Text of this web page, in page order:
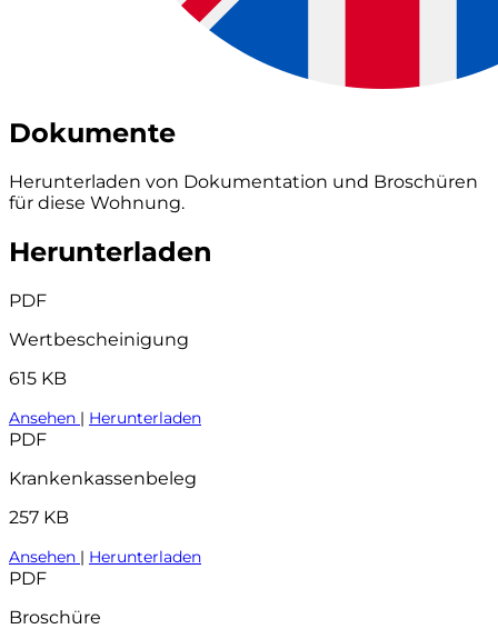
Dokumente
Herunterladen von Dokumentation und Broschüren
für diese Wohnung.
Herunterladen
PDF
Wertbescheinigung
615 KB
Ansehen | Herunterladen
PDF
Krankenkassenbeleg
257 KB
Ansehen | Herunterladen
PDF
Broschüre